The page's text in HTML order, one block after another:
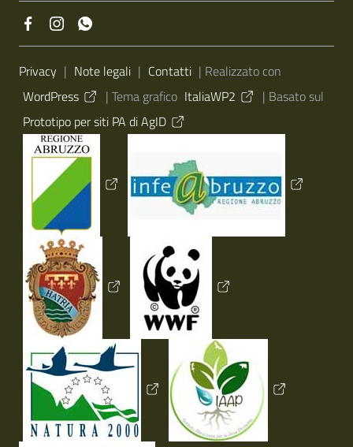
Sezione Link Utili
Privacy | Note legali | Contatti | Realizzato con
WordPress
| Tema grafico ItaliaWP2
| Basato sul
Prototipo per siti PA di AgID